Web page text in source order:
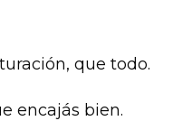
que todo.
encajás bien.